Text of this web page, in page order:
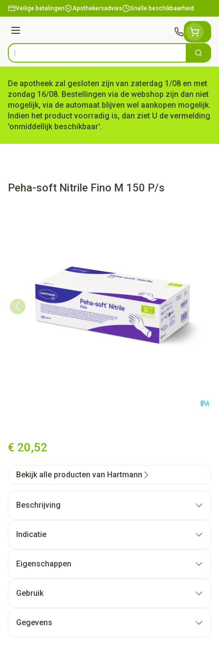
Ga naar de inhoud
Veilige betalingen Apothekersadvies Snelle beschikbaarheid
Menu
Product, merk, categorie... Zoek
De apotheek zal gesloten zijn van zaterdag 1/08 en met
zondag 16/08. Bestellingen via de webshop zijn dan niet
mogelijk, via de automaat blijven wel aankopen mogelijk.
Indien het product voorradig is, dan ziet U de vermelding
'onmiddellijk beschikbaar'.
Peha-soft Nitrile Fino M 150 P/s
€ 20,52
Bekijk alle producten van Hartmann
Beschrijving
Indicatie
Eigenschappen
Gebruik
Gegevens